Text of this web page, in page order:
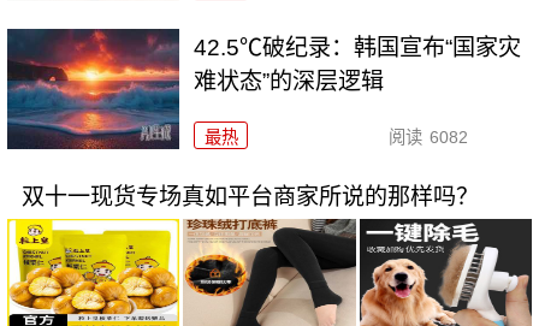
42.5℃破纪录：韩国宣布“国家灾
难状态”的深层逻辑
最热 阅读 6082
双十一现货专场真如平台商家所说的那样吗？